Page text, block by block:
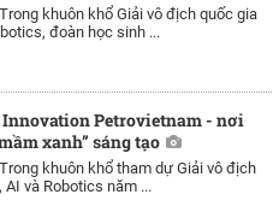
Trong khuôn khổ Giải vô địch quốc gia
đoàn học sinh ...
Innovation Petrovietnam - nơi
xanh” sáng tạo
Trong khuôn khổ tham dự Giải vô địch
AI và Robotics năm ...